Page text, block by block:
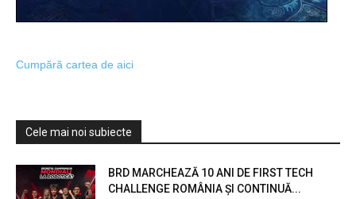
Cumpără cartea de aici
Cele mai noi subiecte
BRD MARCHEAZĂ 10 ANI DE FIRST TECH
CHALLENGE ROMÂNIA ȘI CONTINUĂ...